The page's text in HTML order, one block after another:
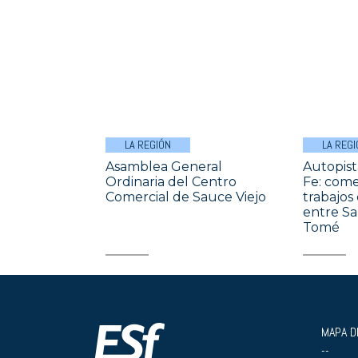
LA REGIÓN
Asamblea General
Ordinaria del Centro
Comercial de Sauce Viejo
LA
Fe:
trabajos
entre
Tomé
MAPA
--